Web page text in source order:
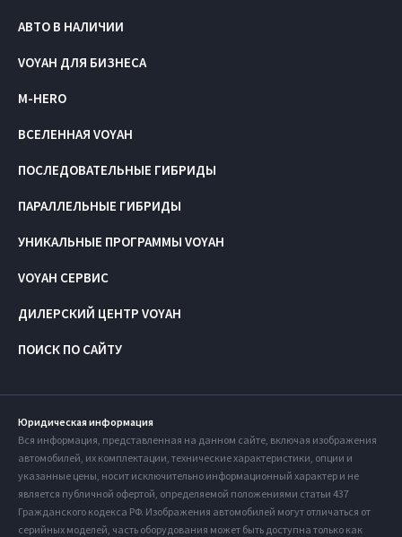
АВТО В НАЛИЧИИ
VOYAH ДЛЯ БИЗНЕСА
M-HERO
ПОИСК ПО САЙТУ
ВСЕЛЕННАЯ VOYAH
ПОСЛЕДОВАТЕЛЬНЫЕ ГИБРИДЫ
ПАРАЛЛЕЛЬНЫЕ ГИБРИДЫ
УНИКАЛЬНЫЕ ПРОГРАММЫ VOYAH
VOYAH СЕРВИС
ДИЛЕРСКИЙ ЦЕНТР VOYAH
Юридическая информация
Вся информация, представленная на данном сайте, включая изображения
автомобилей, их комплектации, технические характеристики, опции и
указанные цены, носит исключительно информационный характер и не
является публичной офертой, определяемой положениями статьи 437
Гражданского кодекса РФ. Изображения автомобилей могут отличаться от
серийных моделей, часть оборудования может быть доступна только как